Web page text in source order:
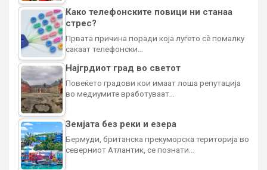
Како телефонските повици ни станаа
стрес?
Првата причина поради која луѓето сè помалку
сакаат телефонски…
Најгрдиот град во светот
Повеќето градови кои имаат лоша репутација
во медиумите вработуваат…
Земјата без реки и езера
Бермуди, британска прекуморска територија во
северниот Атлантик, се познати…